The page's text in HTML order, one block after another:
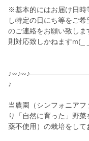
※基本的にはお届け日時
し特定の日にち等をご
のご連絡をお願い致し
則対応致しかねますm(_
♪
当農園（シンフォニア
り「自然に育った」野
薬不使用）の栽培をして